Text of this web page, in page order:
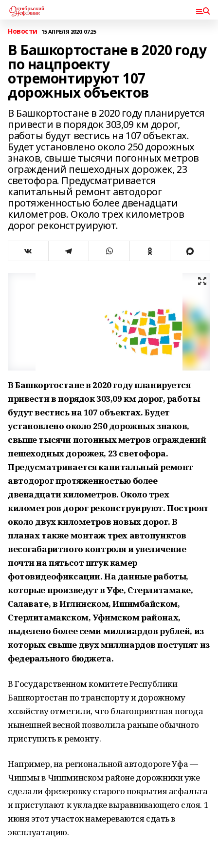
Новости 15 АПРЕЛЯ 2020, 07:25
В Башкортостане в 2020 году
по нацпроекту
отремонтируют 107
дорожных объектов
В Башкортостане в 2020 году планируется
привести в порядок 303,09 км дорог,
работы будут вестись на 107 объектах.
Будет установлено около 250 дорожных
знаков, свыше тысячи погонных метров
ограждений пешеходных дорожек, 23
светофора. Предусматривается
капитальный ремонт автодорог
протяженностью более двенадцати
километров. Около трех километров
дорог реконструируют.
В Башкортостане в 2020 году планируется
привести в порядок 303,09 км дорог, работы
будут вестись на 107 объектах. Будет
установлено около 250 дорожных знаков,
свыше тысячи погонных метров ограждений
пешеходных дорожек, 23 светофора.
Предусматривается капитальный ремонт
автодорог протяженностью более
двенадцати километров. Около трех
километров дорог реконструируют. Построят
около двух километров новых дорог. В
планах также монтаж трех автопунктов
весогабаритного контроля и увеличение
почти на пятьсот штук камер
фотовидеофиксации. На данные работы,
которые произведут в Уфе, Стерлитамаке,
Салавате, в Иглинском, Ишимбайском,
Стерлитамакском, Уфимском районах,
выделено более семи миллиардов рублей, из
которых свыше двух миллиардов поступят из
федерального бюджета.
В Государственном комитете Республики
Башкортостан по транспорту и дорожному
хозяйству отметили, что благоприятная погода
нынешней весной позволила раньше обычного
приступить к ремонту.
Например, на региональной автодороге Уфа —
Чишмы в Чишминском районе дорожники уже
сделали фрезеровку старого покрытия асфальта
и приступают к укладке выравнивающего слоя. 1
июня этот участок намереваются сдать в
эксплуатацию.